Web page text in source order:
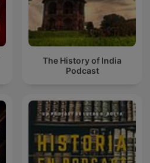
The History of India
Podcast